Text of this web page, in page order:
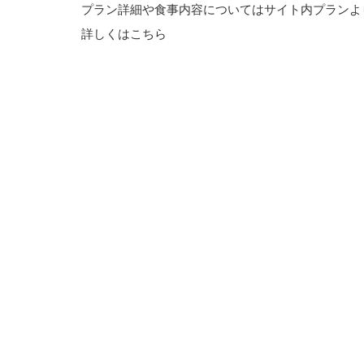
プラン詳細や食事内容についてはサイト内プランよ
詳しくはこちら